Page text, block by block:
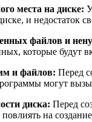
места на диске:
и недостаток
файлов и
которые будут
и файлов: Перед
могут
диска: Перед
на